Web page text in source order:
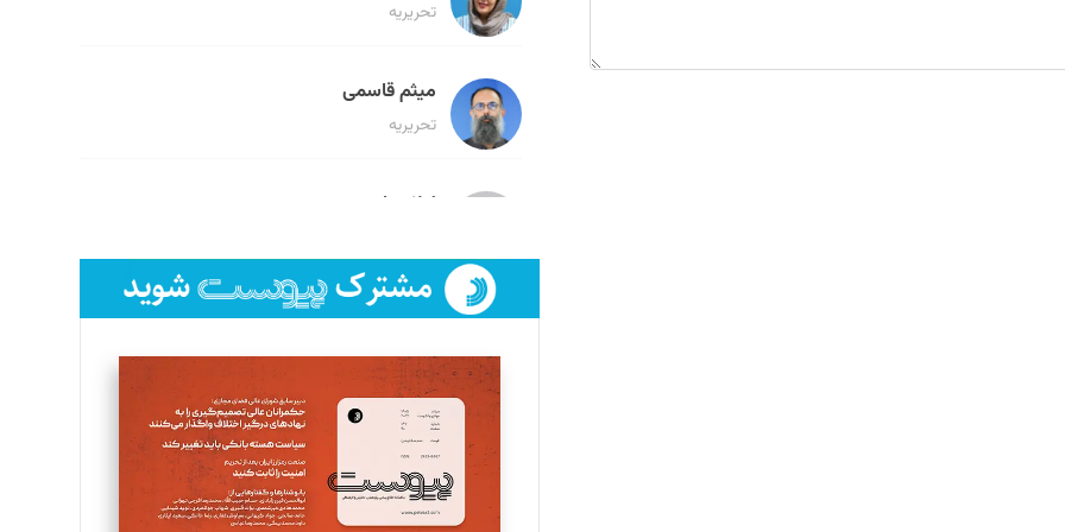
تحریریه
میثم قاسمی
تحریریه
لیلا حنارود
فائزه فتحی رستمی
تحریریه
سروش کرمیان
تحریریه